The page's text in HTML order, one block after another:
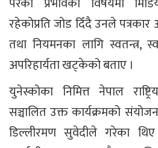
रहेकोप्रति जोड दिँदै उनले
तथा नियमनका लागि स्वतन्त्र,
अपरिहार्यता खट्केको बताए ।
युनेस्कोका निमित्त नेपाल
सञ्चालित उक्त कार्यक्रमको
डिल्लीरमण सुवेदीले गरेका थिए